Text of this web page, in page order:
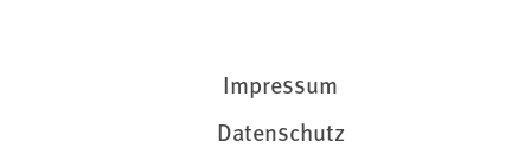
Impressum
Datenschutz